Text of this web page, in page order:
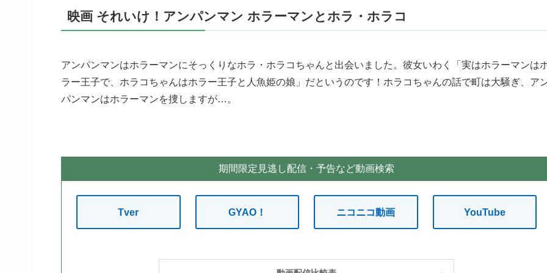
映画 それいけ！アンパンマン ホラーマンとホラ・ホラコ
アンパンマンはホラーマンにそっくりなホラ・ホラコちゃんと出会いました。彼女いわく「実はホラーマンは
ラー王子で、ホラコちゃんはホラー王子と人魚姫の娘」だというのです！ホラコちゃんの話で町は大騒ぎ、ア
パンマンはホラーマンを捜しますが…。
期間限定見逃し配信・予告など動画検索
Tver GYAO！ ニコニコ動画 YouTube